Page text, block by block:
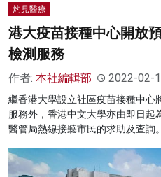
灼見醫療
港大疫苗接種中心開放
檢測服務
作者: 本社編輯部 2022-02-
繼香港大學設立社區疫苗接種中心
服務外，香港中文大學亦由即日起
醫管局熱線接聽市民的求助及查詢。